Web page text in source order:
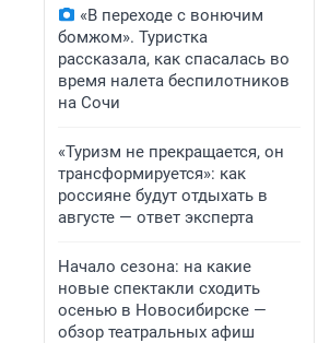
«В переходе с вонючим
бомжом». Туристка
рассказала, как спасалась во
время налета беспилотников
на Сочи
«Туризм не прекращается, он
трансформируется»: как
россияне будут отдыхать в
августе — ответ эксперта
Начало сезона: на какие
новые спектакли сходить
осенью в Новосибирске —
обзор театральных афиш